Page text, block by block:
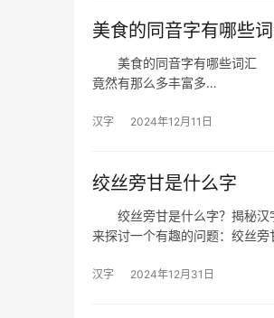
美食的同音字有哪些
美食的同音字有哪些词汇 在
竟然有那么多丰富多…
汉字 2024年12月11日
绞丝旁甘是什么字
绞丝旁甘是什么字？揭秘汉
来探讨一个有趣的问题：绞丝
汉字 2024年12月31日